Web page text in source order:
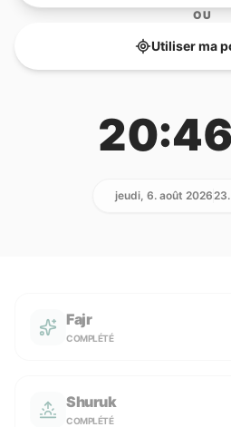
OU
Utiliser ma
jeudi, 6. août 2026
Fajr
COMPLÉTÉ
Shuruk
COMPLÉTÉ